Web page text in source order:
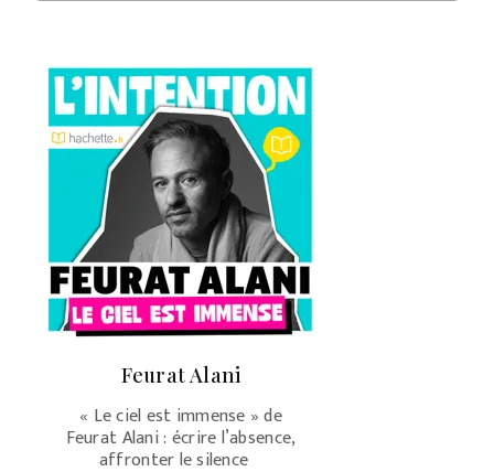
Feurat Alani
« Le ciel est immense » de
Feurat Alani : écrire l’absence,
affronter le silence